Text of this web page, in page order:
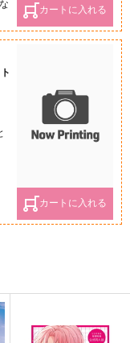
カートに入れる
カートに入れる